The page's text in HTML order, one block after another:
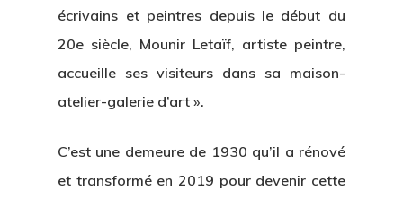
écrivains et peintres depuis le début du
20e siècle, Mounir Letaïf, artiste peintre,
accueille ses visiteurs dans sa maison-
atelier-galerie d’art ».
C’est une demeure de 1930 qu’il a rénové
et transformé en 2019 pour devenir cette